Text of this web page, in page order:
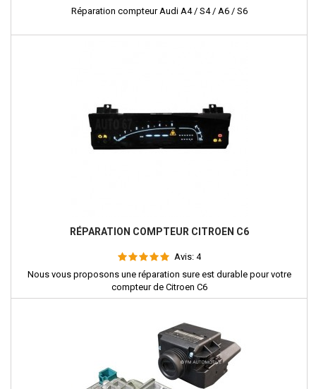
Réparation compteur Audi A4 / S4 / A6 / S6
RÉPARATION COMPTEUR CITROEN C6
Avis: 4
Nous vous proposons une réparation sure est durable pour votre
compteur de Citroen C6